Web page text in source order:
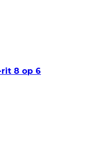
rit 8 op 6